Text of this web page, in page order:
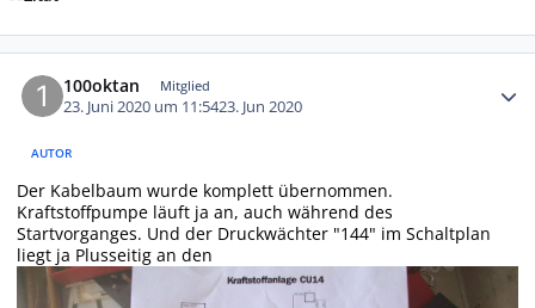
100oktan Mitglied
23. Juni 2020 um 11:5423. Jun 2020
AUTOR
Der Kabelbaum wurde komplett übernommen.
Kraftstoffpumpe läuft ja an, auch während des
Startvorganges. Und der Druckwächter "144" im Schaltplan
liegt ja Plusseitig an den